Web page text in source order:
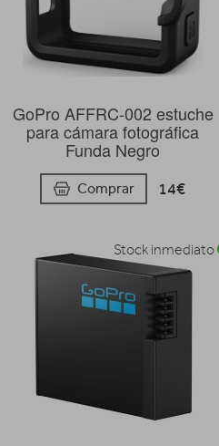
GoPro AFFRC-002 estuche
para cámara fotográfica
Funda Negro
Comprar 14€
Stock inmediato